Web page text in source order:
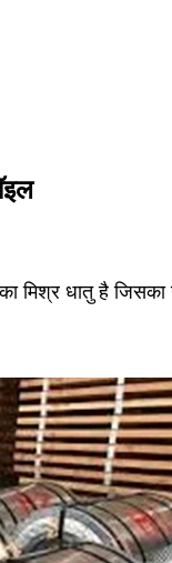
धातु है जिसका